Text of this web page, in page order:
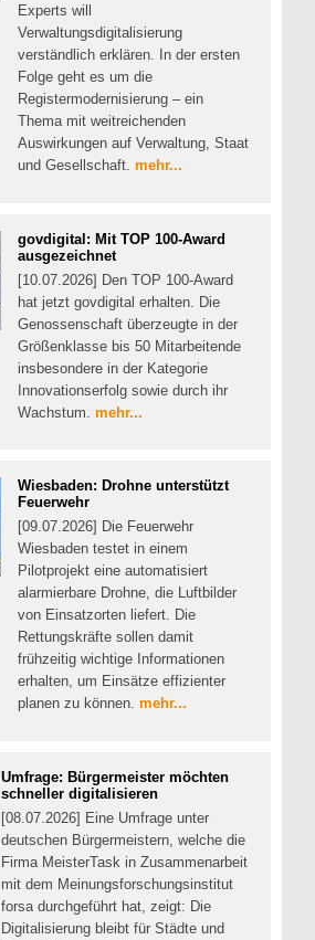
Experts will
Verwaltungsdigitalisierung
verständlich erklären. In der ersten
Folge geht es um die
Registermodernisierung – ein
Thema mit weitreichenden
Auswirkungen auf Verwaltung, Staat
und Gesellschaft. mehr...
govdigital: Mit TOP 100-Award
ausgezeichnet
[10.07.2026] Den TOP 100-Award
hat jetzt govdigital erhalten. Die
Genossenschaft überzeugte in der
Größenklasse bis 50 Mitarbeitende
insbesondere in der Kategorie
Innovationserfolg sowie durch ihr
Wachstum. mehr...
Wiesbaden: Drohne unterstützt
Feuerwehr
[09.07.2026] Die Feuerwehr
Wiesbaden testet in einem
Pilotprojekt eine automatisiert
alarmierbare Drohne, die Luftbilder
von Einsatzorten liefert. Die
Rettungskräfte sollen damit
frühzeitig wichtige Informationen
erhalten, um Einsätze effizienter
planen zu können. mehr...
Umfrage: Bürgermeister möchten
schneller digitalisieren
[08.07.2026] Eine Umfrage unter
deutschen Bürgermeistern, welche die
Firma MeisterTask in Zusammenarbeit
mit dem Meinungsforschungsinstitut
forsa durchgeführt hat, zeigt: Die
Digitalisierung bleibt für Städte und